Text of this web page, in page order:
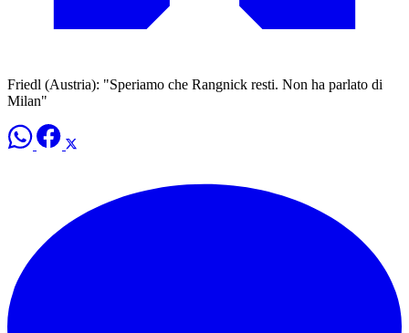
Friedl (Austria): "Speriamo che Rangnick resti. Non ha parlato di
Milan"